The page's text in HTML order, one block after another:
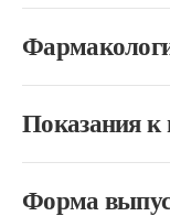
Показания
Форма